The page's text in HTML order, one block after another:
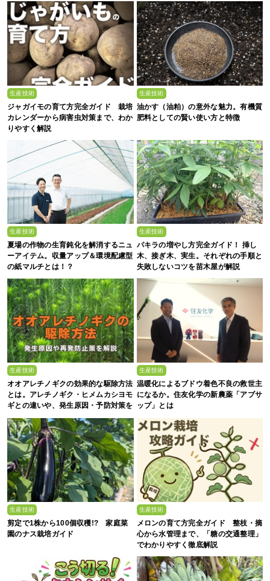
生産技術
ジャガイモの育て方完全ガイド 栽培
カレンダーから病害虫対策まで、わか
りやすく解説
生産技術
油かす（油粕）の意外な魅力。有機質
肥料としての賢い使い方と特徴
生産技術
夏場の作物の生育鈍化を解消するニュ
ーアイテム。収量アップ＆環境配慮型
の紙マルチとは！？
生産技術
パキラの増やし方完全ガイド！ 挿し
木、接ぎ木、実生。それぞれの手順と
失敗しないコツを苗木屋が解説
生産技術
オオアレチノギクの効果的な駆除方法
とは。アレチノギク・ヒメムカシヨモ
ギとの違いや、発生原因・予防対策を
解説
生産技術
温暖化によるブドウ着色不良の救世主
になるか。住友化学の新農薬「アブサ
ップ」とは
生産技術
剪定で1株から100個収穫!? 家庭菜
園のナス栽培ガイド
生産技術
メロンの育て方完全ガイド 整枝・摘
心から水管理まで、「糖の交通整理」
でわかりやすく徹底解説